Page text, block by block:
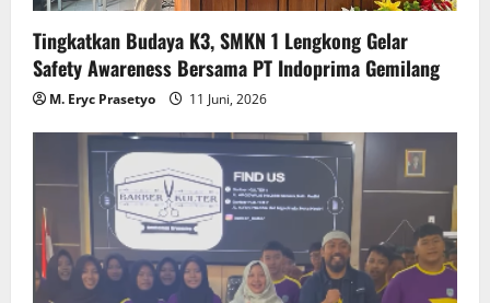
Tingkatkan Budaya K3, SMKN 1 Lengkong Gelar
Safety Awareness Bersama PT Indoprima Gemilang
M. Eryc Prasetyo 11 Juni, 2026